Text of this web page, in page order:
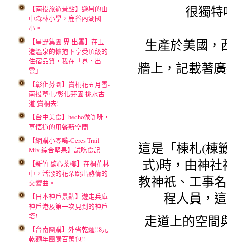
【南投旅遊景點】避暑的山
中森林小學，鹿谷內湖國
小。
【星野集團 界 出雲】在玉
造溫泉的懷抱下享受頂級的
住宿品質，我在「界．出
雲」
【彰化芬園】賞桐花五月雪-
南投草屯/彰化芬園 挑水古
道 賞桐去!
【台中美食】hecho做咖啡，
草悟道的用餐新空間
【網購小零嘴-Ceres Trail
Mix 綜合堅果】試吃食記
【新竹 歇心茶樓】在桐花林
中，活潑的花朵跳出熱情的
交響曲。
【日本神戶景點】遊走兵庫
神戶港及第一次見到的神戶
塔!
【台南團購】外省乾麵!!8元
乾麵年團購百萬包!!
很獨
生產於美國，
牆上，記載著
這是「棟札(棟
式)時，由神
教神祇、工事
程人員，
走道上的空間